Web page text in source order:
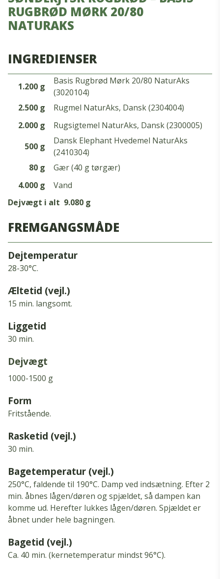
RUGBRØD MØRK 20/80
NATURAKS
INGREDIENSER
1.200 g
Basis Rugbrød Mørk 20/80 NaturAks
(3020104)
2.500 g
Rugmel NaturAks, Dansk (2304004)
2.000 g
Rugsigtemel NaturAks, Dansk (2300005)
500 g
Dansk Elephant Hvedemel NaturAks
(2410304)
80 g
Gær (40 g tørgær)
4.000 g
Vand
Dejvægt i alt 9.080 g
FREMGANGSMÅDE
Dejtemperatur
28-30°C.
Æltetid (vejl.)
15 min. langsomt.
Liggetid
30 min.
Dejvægt
1000-1500 g
Form
Fritstående.
Rasketid (vejl.)
30 min.
Bagetemperatur (vejl.)
250°C, faldende til 190°C. Damp ved indsætning. Efter 2
min. åbnes lågen/døren og spjældet, så dampen kan
komme ud. Herefter lukkes lågen/døren. Spjældet er
åbnet under hele bagningen.
Bagetid (vejl.)
Ca. 40 min. (kernetemperatur mindst 96°C).